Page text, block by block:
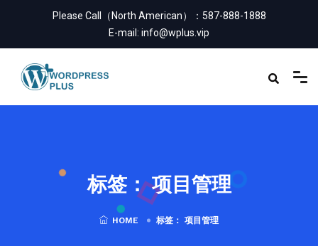
Please Call（North American）： 587-888-1888
E-mail: info@wplus.vip
标签：项目管理
HOME 标签： 项目管理